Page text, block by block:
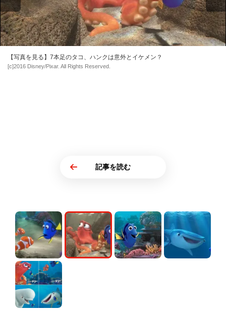
【写真を見る】7本足のタコ、ハンクは意外とイケメン？
[c]2016 Disney/Pixar. All Rights Reserved.
記事を読む